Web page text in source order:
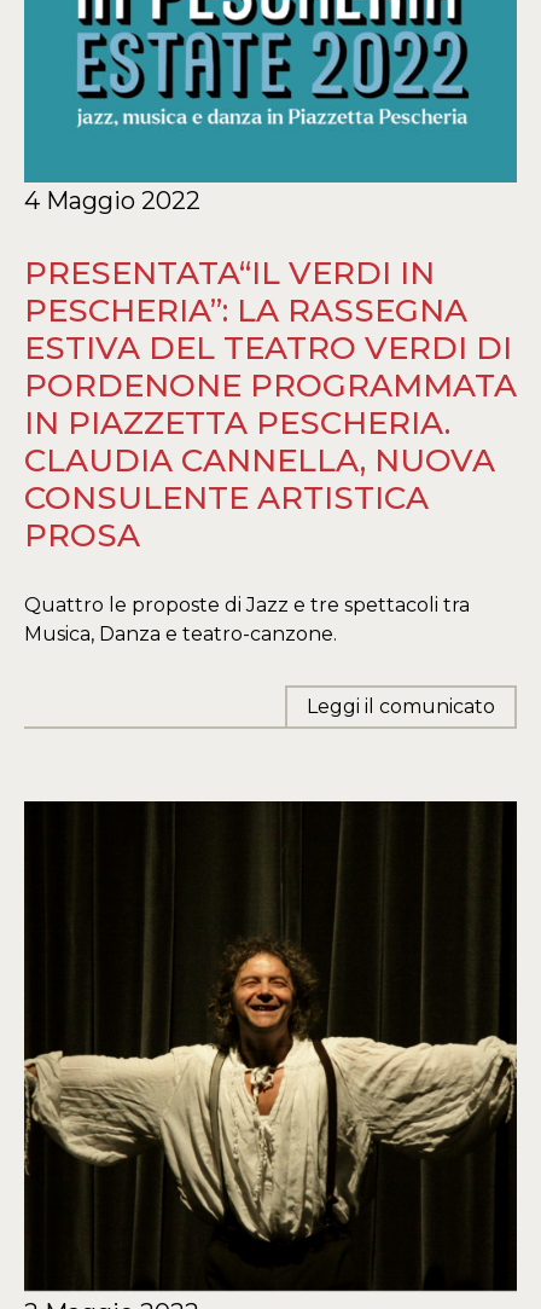
4 Maggio 2022
PRESENTATA“IL VERDI IN
PESCHERIA”: LA RASSEGNA
ESTIVA DEL TEATRO VERDI DI
PORDENONE PROGRAMMATA
IN PIAZZETTA PESCHERIA.
CLAUDIA CANNELLA, NUOVA
CONSULENTE ARTISTICA
PROSA
Quattro le proposte di Jazz e tre spettacoli tra
Musica, Danza e teatro-canzone.
Leggi il comunicato